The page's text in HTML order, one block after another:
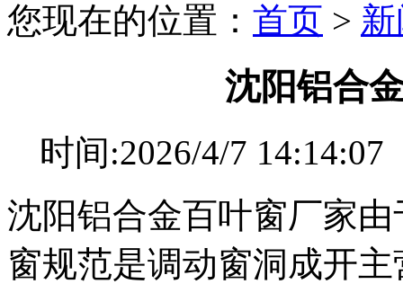
您现在的位置： 首页 >
沈阳铝合
时间:2026/4/7
沈阳铝合金百叶窗厂家
窗规范是调动窗洞成开